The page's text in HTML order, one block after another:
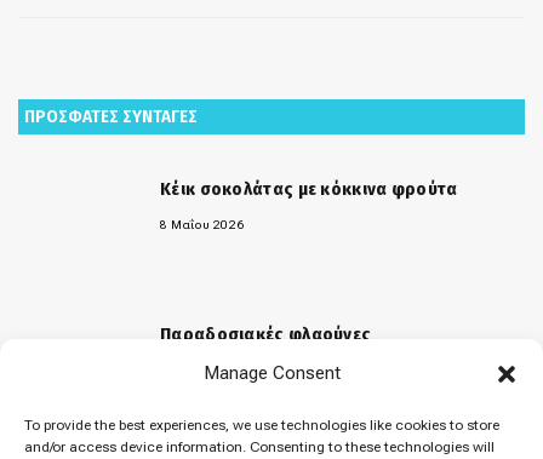
Manage Consent
To provide the best experiences, we use technologies like cookies to store
and/or access device information. Consenting to these technologies will
ΠΡΟΣΦΑΤΕΣ ΣΥΝΤΑΓΕΣ
Κέικ σοκολάτας με κόκκινα φρούτα
8 Μαΐου 2026
Παραδοσιακές φλαούνες
31 Μαρτίου 2026